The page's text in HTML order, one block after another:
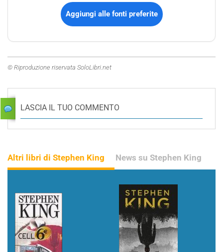
Aggiungi alle fonti preferite
© Riproduzione riservata SoloLibri.net
LASCIA IL TUO COMMENTO
Altri libri di Stephen King News su Stephen King